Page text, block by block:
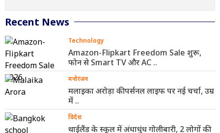
Recent News
Technology
Amazon-Flipkart Freedom Sale शुरू,
फोन से Smart TV और AC ..
मनोरंजन
मलाइका अरोड़ा की पर्सनल लाइफ पर नई चर्चा, उम्र
में ..
विदेश
थाईलैंड के स्कूल में अंधाधुंध गोलीबारी, 2 लोगों की